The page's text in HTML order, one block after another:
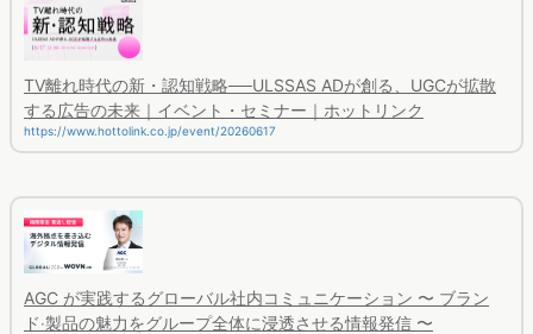
TV離れ時代の新・認知戦略──ULSSAS ADが創る、UGCが拡散
する広告の未来｜イベント・セミナー｜ホットリンク
https://www.hottolink.co.jp/event/20260617
AGC が実践するグローバル社内コミュニケーション 〜 ブラン
ド‧製品の魅⼒をグループ全体に浸透させる情報発信 〜